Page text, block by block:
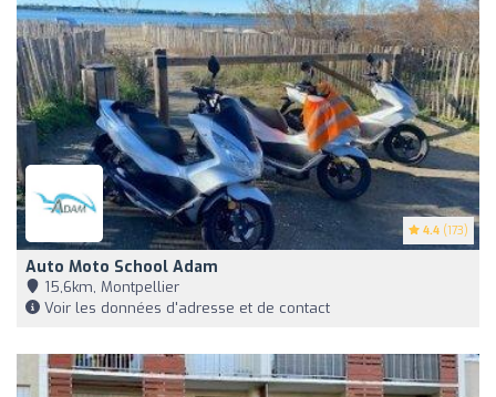
4.4 (173)
Auto Moto School Adam
15,6km, Montpellier
Voir les données d'adresse et de contact